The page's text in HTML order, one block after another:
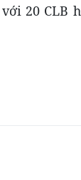
20 CLB